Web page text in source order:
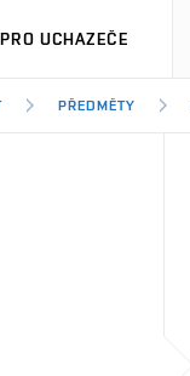
PRO UCHAZEČE
PŘEDMĚTY